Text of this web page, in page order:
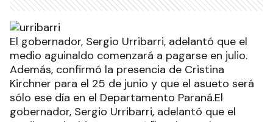
El gobernador, Sergio Urribarri, adelantó que el
medio aguinaldo comenzará a pagarse en julio.
Además, confirmó la presencia de Cristina
Kirchner para el 25 de junio y que el asueto será
sólo ese día en el Departamento Paraná.El
gobernador, Sergio Urribarri, adelantó que el